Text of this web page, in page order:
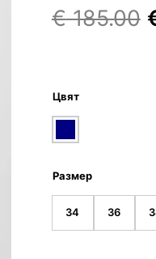
€185.00
Цвят
Размер
34 36